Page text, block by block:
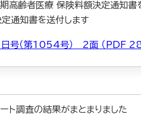
高齢者医療 保険料額決定通知書
通知書を送付します
号（第1054号） 2面 （PDF
ト調査の結果がまとまりました